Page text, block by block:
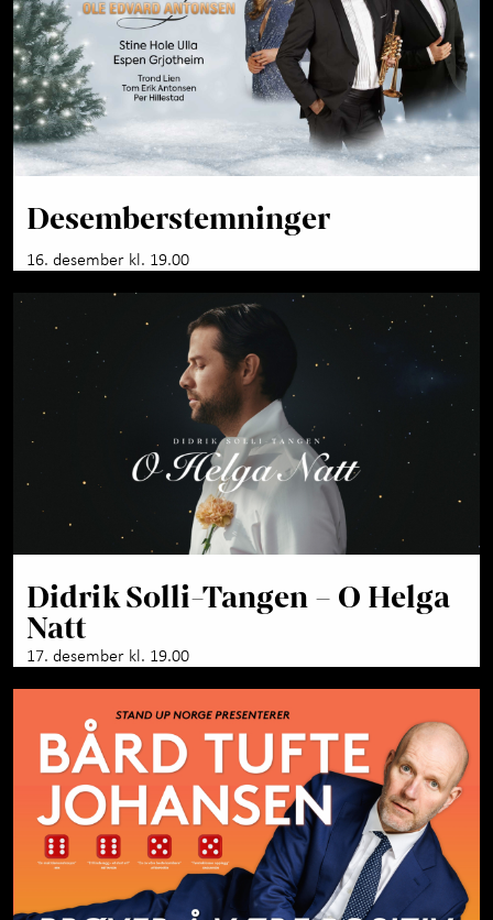
Desemberstemninger
16. desember kl. 19.00
Didrik Solli-Tangen – O Helga
Natt
17. desember kl. 19.00